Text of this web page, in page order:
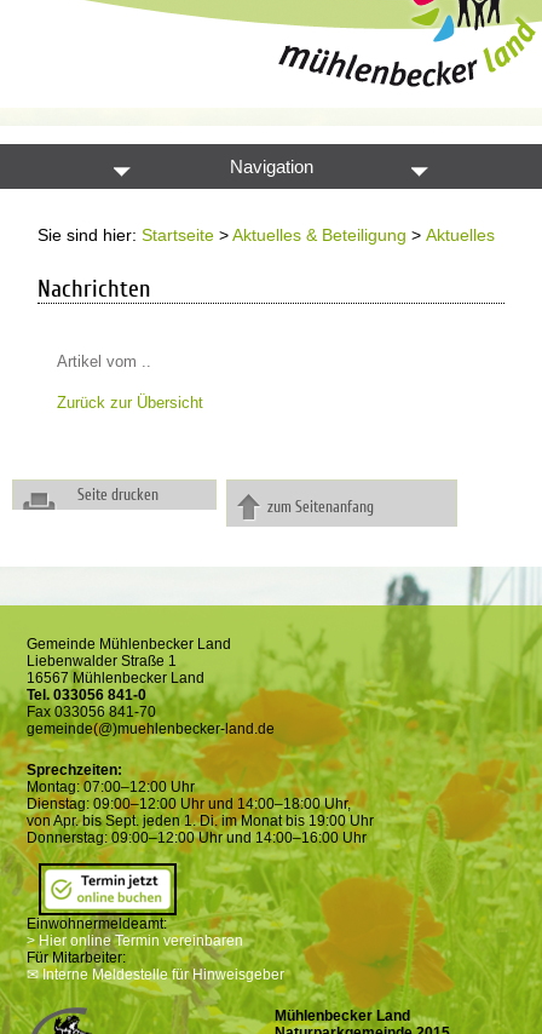
Navigation
Sie sind hier:Startseite >Aktuelles & Beteiligung >Aktuelles
Nachrichten
Artikel vom ..
Zurück zur Übersicht
Seite drucken
zum Seitenanfang
Gemeinde Mühlenbecker Land
Liebenwalder Straße 1
16567 Mühlenbecker Land
Tel. 033056 841-0
Fax 033056 841-70
gemeinde(@)muehlenbecker-land.de
Sprechzeiten:
Montag: 07:00–12:00 Uhr
Dienstag: 09:00–12:00 Uhr und 14:00–18:00 Uhr,
von Apr. bis Sept. jeden 1. Di. im Monat bis 19:00 Uhr
Donnerstag: 09:00–12:00 Uhr und 14:00–16:00 Uhr
Einwohnermeldeamt:
> Hier online Termin vereinbaren
Für Mitarbeiter:
✉ Interne Meldestelle für Hinweisgeber
Mühlenbecker Land